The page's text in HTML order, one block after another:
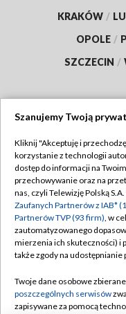
KRAKÓW /
OPOLE /
SZCZECIN /
Abonament TVP
Emisja w TVP
Centrum informacji
Naziemna Telewizja
Rada Programowa
Szanujemy Twoją
Kliknij "Akceptuję i
korzystanie z technologii
dostęp do informacji na
przechowywanie oraz na
nas, czyli Telewizję Polską
Zaufanych Partnerów z IAB*
Partnerów TVP (93 firm), w
zautomatyzowanego
mierzenia ich skuteczności) i
także zgody na udostępnianie
Twoje dane osobowe
poszczególnych serwisów
zapisywane za pomocą